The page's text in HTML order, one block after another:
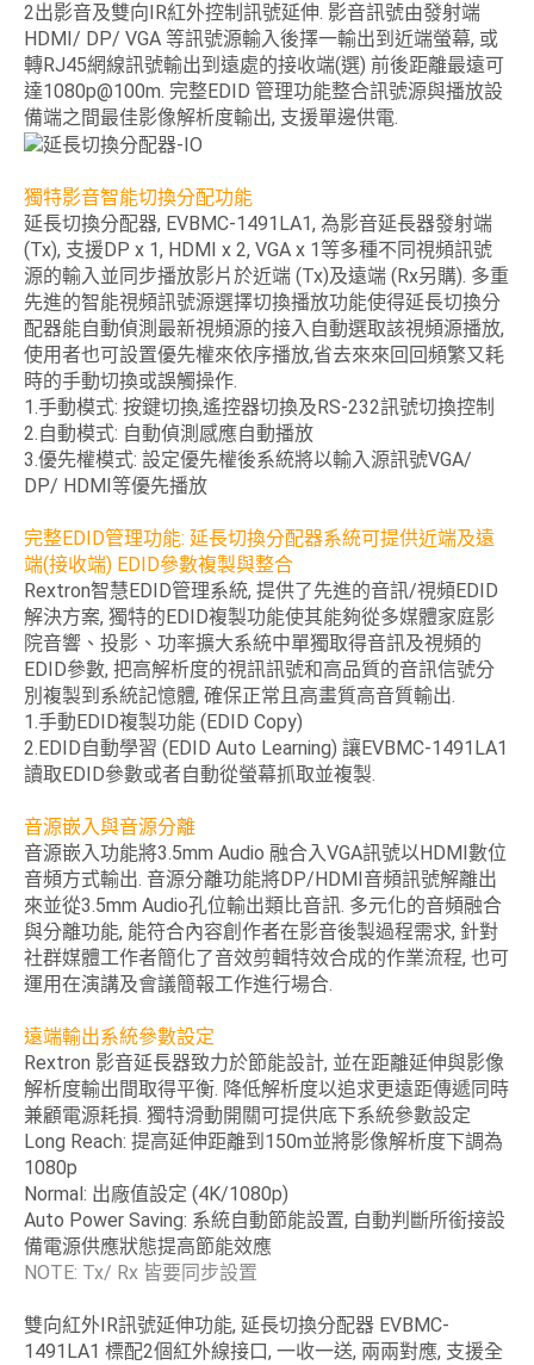
2出影音及雙向IR紅外控制訊號延伸. 影音訊號由發射端
HDMI/ DP/ VGA 等訊號源輸入後擇一輸出到近端螢幕, 或
轉RJ45網線訊號輸出到遠處的接收端(選) 前後距離最遠可
達1080p@100m. 完整EDID 管理功能整合訊號源與播放設
備端之間最佳影像解析度輸出, 支援單邊供電.
獨特影音智能切換分配功能
延長切換分配器, EVBMC-1491LA1, 為影音延長器發射端
(Tx), 支援DP x 1, HDMI x 2, VGA x 1等多種不同視頻訊號
源的輸入並同步播放影片於近端 (Tx)及遠端 (Rx另購). 多重
先進的智能視頻訊號源選擇切換播放功能使得延長切換分
配器能自動偵測最新視頻源的接入自動選取該視頻源播放,
使用者也可設置優先權來依序播放,省去來來回回頻繁又耗
時的手動切換或誤觸操作.
1.手動模式: 按鍵切換,遙控器切換及RS-232訊號切換控制
2.自動模式: 自動偵測感應自動播放
3.優先權模式: 設定優先權後系統將以輸入源訊號VGA/
DP/ HDMI等優先播放
完整EDID管理功能: 延長切換分配器系統可提供近端及遠
端(接收端) EDID參數複製與整合
Rextron智慧EDID管理系統, 提供了先進的音訊/視頻EDID
解決方案, 獨特的EDID複製功能使其能夠從多媒體家庭影
院音響、投影、功率擴大系統中單獨取得音訊及視頻的
EDID參數, 把高解析度的視訊訊號和高品質的音訊信號分
別複製到系統記憶體, 確保正常且高畫質高音質輸出.
1.手動EDID複製功能 (EDID Copy)
2.EDID自動學習 (EDID Auto Learning) 讓EVBMC-1491LA1
讀取EDID參數或者自動從螢幕抓取並複製.
音源嵌入與音源分離
音源嵌入功能將3.5mm Audio 融合入VGA訊號以HDMI數位
音頻方式輸出. 音源分離功能將DP/HDMI音頻訊號解離出
來並從3.5mm Audio孔位輸出類比音訊. 多元化的音頻融合
與分離功能, 能符合內容創作者在影音後製過程需求, 針對
社群媒體工作者簡化了音效剪輯特效合成的作業流程, 也可
運用在演講及會議簡報工作進行場合.
遠端輸出系統參數設定
Rextron 影音延長器致力於節能設計, 並在距離延伸與影像
解析度輸出間取得平衡. 降低解析度以追求更遠距傳遞同時
兼顧電源耗損. 獨特滑動開關可提供底下系統參數設定
Long Reach: 提高延伸距離到150m並將影像解析度下調為
1080p
Normal: 出廠值設定 (4K/1080p)
Auto Power Saving: 系統自動節能設置, 自動判斷所銜接設
備電源供應狀態提高節能效應
NOTE: Tx/ Rx 皆要同步設置
雙向紅外IR訊號延伸功能, 延長切換分配器 EVBMC-
1491LA1 標配2個紅外線接口, 一收一送, 兩兩對應, 支援全